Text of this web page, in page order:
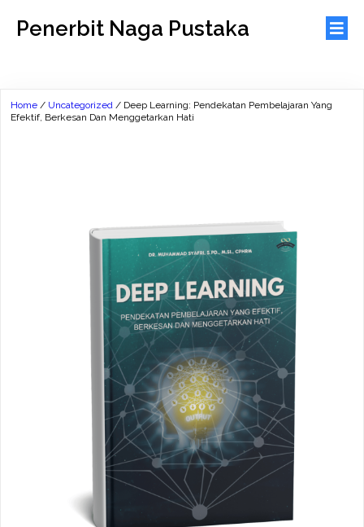
Penerbit Naga Pustaka
Home / Uncategorized / Deep Learning: Pendekatan Pembelajaran Yang
Efektif, Berkesan Dan Menggetarkan Hati